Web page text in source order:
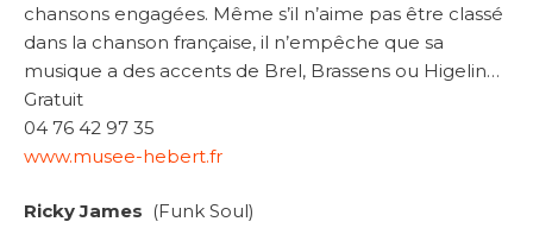
chansons engagées. Même s’il n’aime pas être classé
dans la chanson française, il n’empêche que sa
musique a des accents de Brel, Brassens ou Higelin…
Gratuit
04 76 42 97 35
www.musee-hebert.fr
Ricky James (Funk Soul)